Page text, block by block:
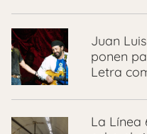
Juan
ponen
Letra
La Línea